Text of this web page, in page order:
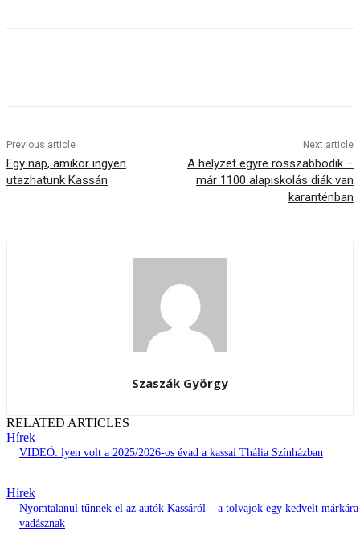
Previous article
Egy nap, amikor ingyen
utazhatunk Kassán
Next article
A helyzet egyre rosszabbodik –
már 1100 alapiskolás diák van
karanténban
Szaszák György
RELATED ARTICLES
Hírek
VIDEÓ: lyen volt a 2025/2026-os évad a kassai Thália Színházban
Hírek
Nyomtalanul tűnnek el az autók Kassáról – a tolvajok egy kedvelt márkára
vadásznak